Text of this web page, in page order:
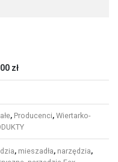
zł
, Producenci, Wiertarko-
, mieszadła, narzędzia,